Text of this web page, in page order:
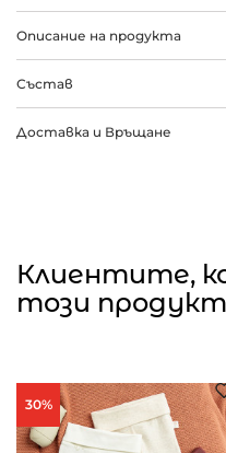
Описание на продукта
Състав
Доставка и Връщане
Клиентите,
този
30%